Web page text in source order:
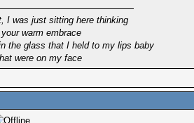
I was just sitting here thinking
warm embrace
the glass that I held to my lips baby
were on my face